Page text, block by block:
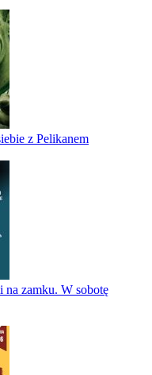
z Pelikanem
zamku. W sobotę